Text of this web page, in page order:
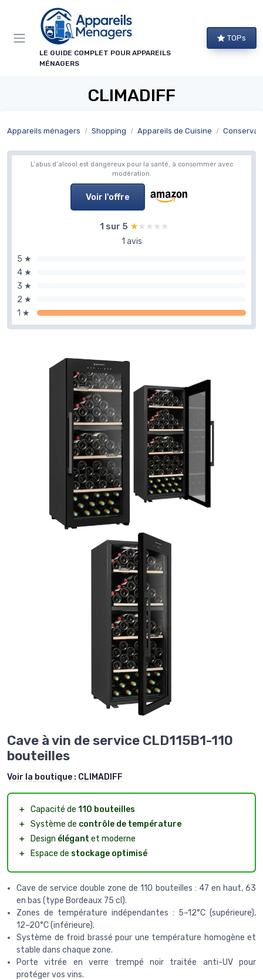
LE GUIDE COMPLET POUR APPAREILS
MÉNAGERS
TOPs
CLIMADIFF
Appareils ménagers Shopping Appareils de Cuisine
L’abus d’alcool est dangereux pour la santé, à consommer avec
modération.
Voir l'offre
1 sur 5 ★★★★★
★★★★★
1 avis
5 ★
4 ★
3 ★
2 ★
1 ★
Cave à vin de service CLD115B1-110
bouteilles
Voir la boutique : CLIMADIFF
＋ Capacité de 110 bouteilles
＋ Système de contrôle de température
＋
Design élégant et moderne
＋
Espace de stockage optimisé
Cave de service double zone de 110 bouteilles : 47 en haut, 63
en bas (type Bordeaux 75 cl).
Zones de température indépendantes : 5–12°C (supérieure),
12–20°C (inférieure).
Système de froid brassé pour une température homogène et
stable dans chaque zone.
Porte vitrée en verre trempé noir traitée anti-UV pour
protéger vos vins.
Panneau de gestion des cookies